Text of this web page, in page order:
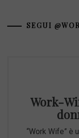
SEGUI
Work-
“Work Wife” è